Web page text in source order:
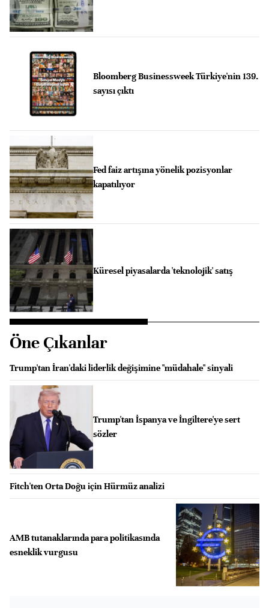
Bloomberg Businessweek Türkiye'nin 139.
sayısı çıktı
Fed faiz artışına yönelik pozisyonlar
kapatılıyor
Küresel piyasalarda 'teknolojik' satış
Öne Çıkanlar
Trump'tan İran'daki liderlik değişimine "müdahale" sinyali
Trump'tan İspanya ve İngiltere'ye sert
sözler
Fitch'ten Orta Doğu için Hürmüz analizi
AMB tutanaklarında para politikasında
esneklik vurgusu